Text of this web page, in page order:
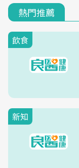
熱門推薦
飲食
新知